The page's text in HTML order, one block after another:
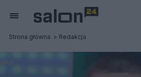
Strona główna Redakcja